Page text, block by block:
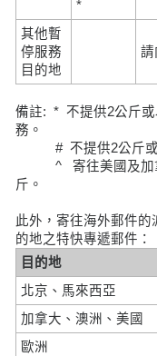
*
其他暫
停服務
目的地
請
備註: * 不提供2公斤或
務。
# 不提供2公斤或以
^ 寄往美國及加拿
斤。
此外，寄往海外郵件的
的地之特快專遞郵件：
目的地
北京、馬來西亞
加拿大、澳洲、美國
歐洲